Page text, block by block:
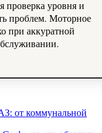
проверка уровня и
проблем. Моторное
при аккуратной
от коммунальной